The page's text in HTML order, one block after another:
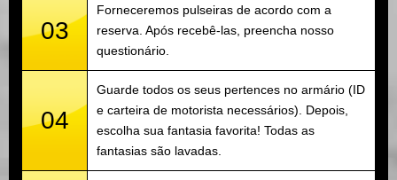
03
Forneceremos pulseiras de acordo com a
reserva. Após recebê-las, preencha nosso
questionário.
04
Guarde todos os seus pertences no armário (ID
e carteira de motorista necessários). Depois,
escolha sua fantasia favorita! Todas as
fantasias são lavadas.